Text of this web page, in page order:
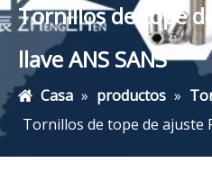
Tornillos de tope
llave ANS SANS
Casa » productos »
Tornillos de tope de ajuste